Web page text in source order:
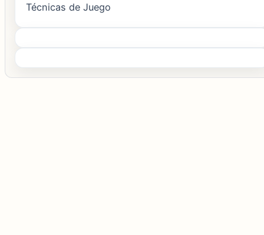
Técnicas de Juego